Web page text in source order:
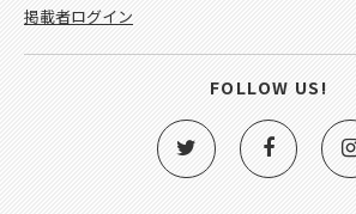
掲載者ログイン
FOLLOW US!